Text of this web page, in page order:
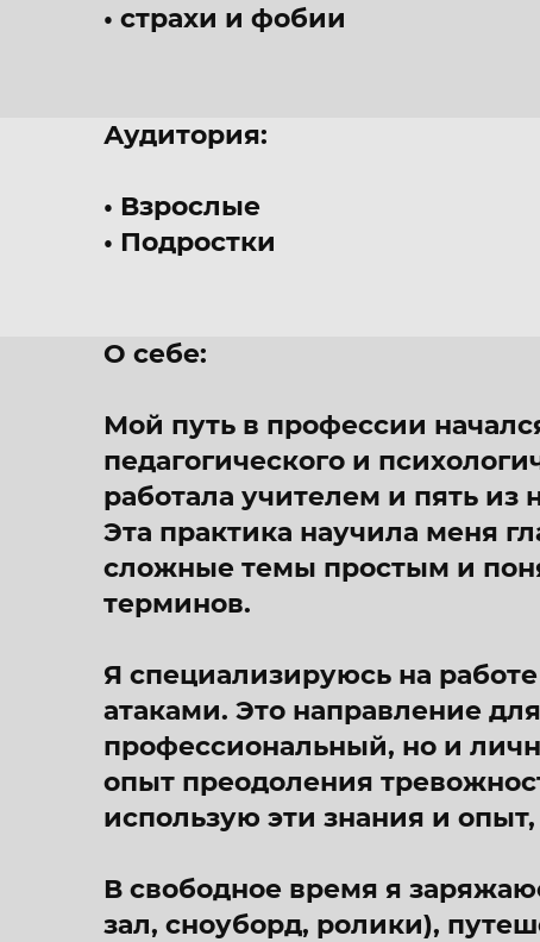
страхи и фобии
Аудитория:
Взрослые
Подростки
О себе:
Мой путь в профессии
педагогического и
работала учителем и пять
Эта практика научила меня
сложные темы простым и
терминов.
Я специализируюсь на
атаками. Это направление
профессиональный, но и
опыт преодоления
использую эти знания и
В свободное время я
зал, сноуборд, ролики),